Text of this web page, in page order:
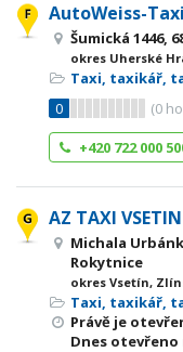
AutoWeiss-Taxi
Šumická 1446,
okres Uherské
Taxi, taxikář,
0
(0
+420 722 000
AZ TAXI VSETIN
Michala
Rokytnice
okres Vsetín,
Taxi, taxikář,
Právě je
Dnes